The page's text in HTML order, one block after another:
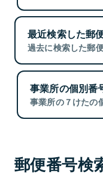
最近検索した郵
過去に検索した郵
事業所の個別番
事業所の７けたの
郵便番号検